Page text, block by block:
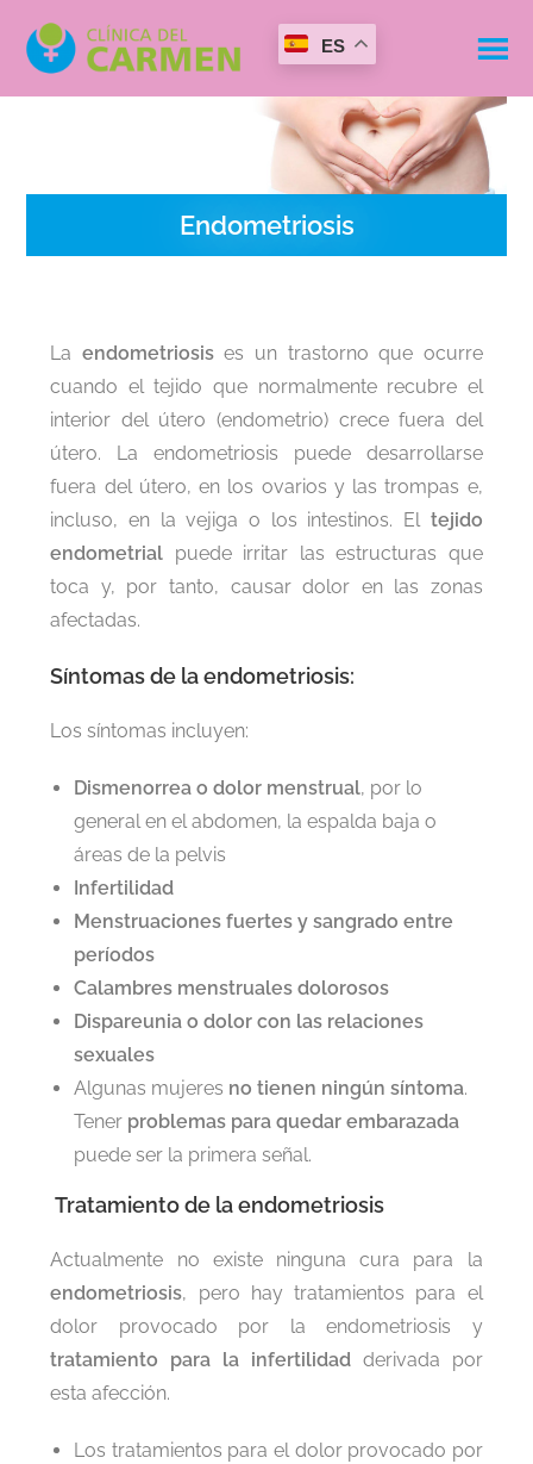
ES
Endometriosis
La endometriosises un trastorno que ocurre
cuando el tejido que normalmente recubre el
interior del útero (endometrio) crece fuera del
útero. La endometriosis puede desarrollarse
fuera del útero, en los ovarios y las trompas e,
incluso, en la vejiga o los intestinos. El tejido
endometrial puede irritar las estructuras que
toca y, por tanto, causar dolor en las zonas
afectadas.
Síntomas de la endometriosis:
Los síntomas incluyen:
Dismenorrea o dolor menstrual, por lo
general en el abdomen, la espalda baja o
áreas de la pelvis
Infertilidad
Menstruaciones fuertes y sangrado entre
períodos
Calambres menstruales dolorosos
Dispareunia o dolor con las relaciones
sexuales
Algunas mujeres no tienen ningún síntoma.
Tener problemas para quedar embarazada
puede ser la primera señal.
Tratamiento de la endometriosis
Actualmente no existe ninguna cura para la
endometriosis, pero hay tratamientos para el
dolor provocado por la endometriosis y
tratamiento para la infertilidadderivada por
esta afección.
Los tratamientos para el dolor provocado por